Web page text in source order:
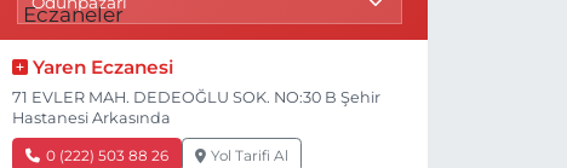
Yaren Eczanesi
71 EVLER MAH. DEDEOĞLU SOK. NO:30 B Şehir
Hastanesi Arkasında
0 (222) 503 88 26 Yol Tarifi Al